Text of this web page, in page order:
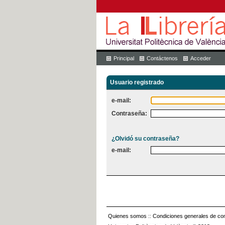
Principal Contáctenos Acceder
Usuario registrado
e-mail:
Contraseña:
¿Olvidó su contraseña?
e-mail:
Quienes somos :: Condiciones generales de